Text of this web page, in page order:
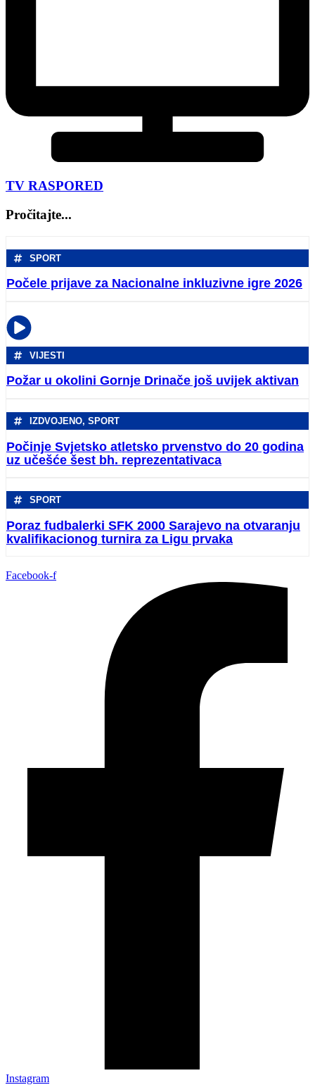
TV RASPORED
Pročitajte...
SPORT
Počele prijave za Nacionalne inkluzivne igre 2026
VIJESTI
Požar u okolini Gornje Drinače još uvijek aktivan
IZDVOJENO, SPORT
Počinje Svjetsko atletsko prvenstvo do 20 godina
uz učešće šest bh. reprezentativaca
SPORT
Poraz fudbalerki SFK 2000 Sarajevo na otvaranju
kvalifikacionog turnira za Ligu prvaka
Facebook-f
Instagram